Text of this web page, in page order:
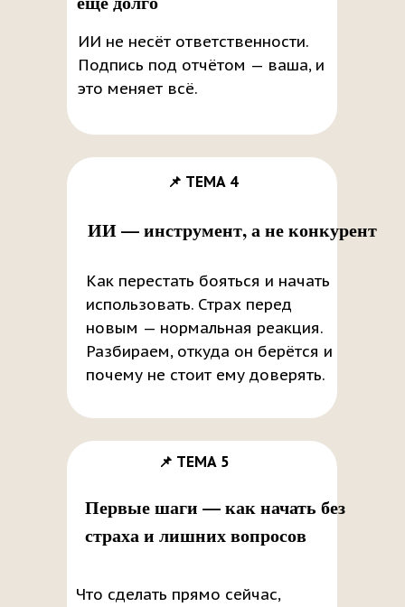
📌 ТЕМА 4
📌 ТЕМА 5
ИИ — инструмент, а не конкурент
Первые шаги — как начать без
страха и лишних вопросов
ИИ не несёт ответственности.
Подпись под отчётом — ваша, и
это меняет всё.
Как перестать бояться и начать
использовать. Страх перед
новым — нормальная реакция.
Разбираем, откуда он берётся и
почему не стоит ему доверять.
Что сделать прямо сейчас,